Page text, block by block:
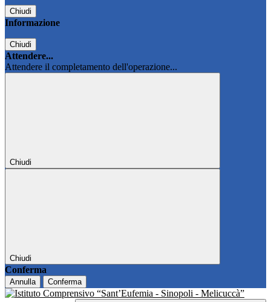
Chiudi
Informazione
Chiudi
Attendere...
Attendere il completamento dell'operazione...
Chiudi
Chiudi
Conferma
Annulla Conferma